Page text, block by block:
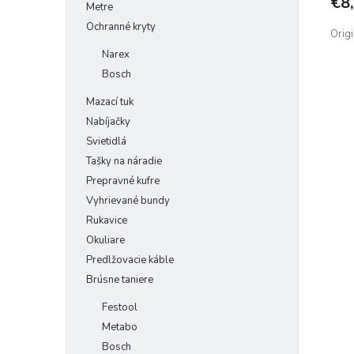
Metre
Ochranné kryty
Narex
Bosch
Mazací tuk
Nabíjačky
Svietidlá
Tašky na náradie
Prepravné kufre
Vyhrievané bundy
Rukavice
Okuliare
Predlžovacie káble
Brúsne taniere
Festool
Metabo
Bosch